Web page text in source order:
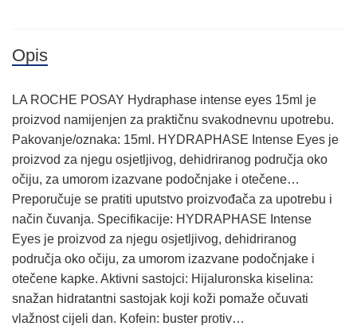
Opis
LA ROCHE POSAY Hydraphase intense eyes 15ml je
proizvod namijenjen za praktičnu svakodnevnu upotrebu.
Pakovanje/oznaka: 15ml. HYDRAPHASE Intense Eyes je
proizvod za njegu osjetljivog, dehidriranog područja oko
očiju, za umorom izazvane podočnjake i otečene…
Preporučuje se pratiti uputstvo proizvođača za upotrebu i
način čuvanja. Specifikacije: HYDRAPHASE Intense
Eyes je proizvod za njegu osjetljivog, dehidriranog
područja oko očiju, za umorom izazvane podočnjake i
otečene kapke. Aktivni sastojci: Hijaluronska kiselina:
snažan hidratantni sastojak koji koži pomaže očuvati
vlažnost cijeli dan. Kofein: buster protiv…